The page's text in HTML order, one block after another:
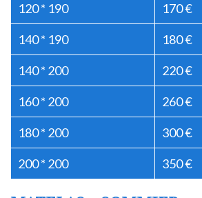
120 * 190 170 €
140 * 190 180 €
140 * 200 220 €
160 * 200 260 €
180 * 200 300 €
200 * 200 350 €